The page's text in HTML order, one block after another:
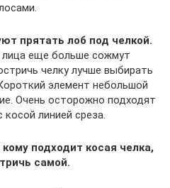
прятать лоб под челкой.
лица еще больше сожмут
челку лучше выбирать
элемент небольшой
Очень осторожно подходят
линией среза.
подходит косая челка,
самой.